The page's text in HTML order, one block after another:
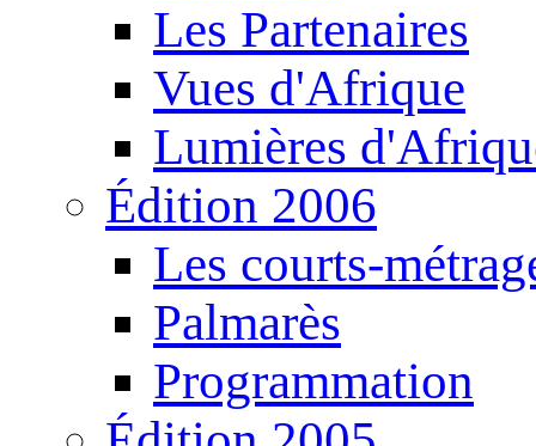
Les Partenaires
Vues d'Afrique
Lumières
Édition 2006
Les courts-
Palmarès
Programmation